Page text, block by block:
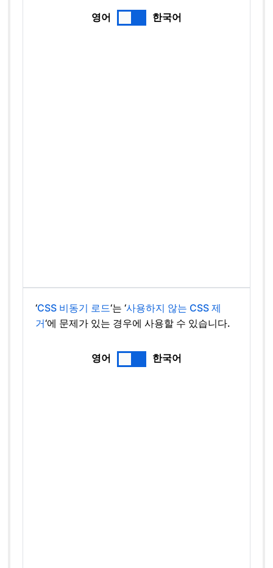
영어 한국어
‘CSS 비동기 로드‘는 ‘사용하지 않는 CSS 제
거‘에 문제가 있는 경우에 사용할 수 있습니다.
영어 한국어